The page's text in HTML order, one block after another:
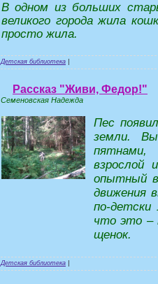
В одном из больших
великого города жила
просто жила.
Детская библиотека
Рассказ "Живи, Федор!"
Семеновская Надежда
Пес
земли.
взрослой
опытный
движения
по-
что это –
щенок.
Детская библиотека